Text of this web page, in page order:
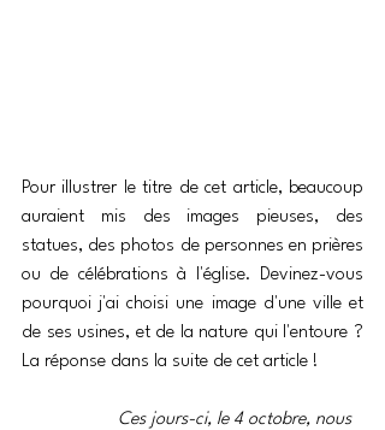
Pour illustrer le titre de cet article, beaucoup
auraient mis des images pieuses, des
statues, des photos de personnes en prières
ou de célébrations à l'église. Devinez-vous
pourquoi j'ai choisi une image d'une ville et
de ses usines, et de la nature qui l'entoure ?
La réponse dans la suite de cet article !
Ces jours-ci, le 4 octobre, nous